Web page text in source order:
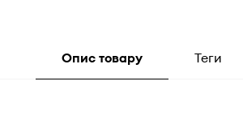
Опис товару Теги